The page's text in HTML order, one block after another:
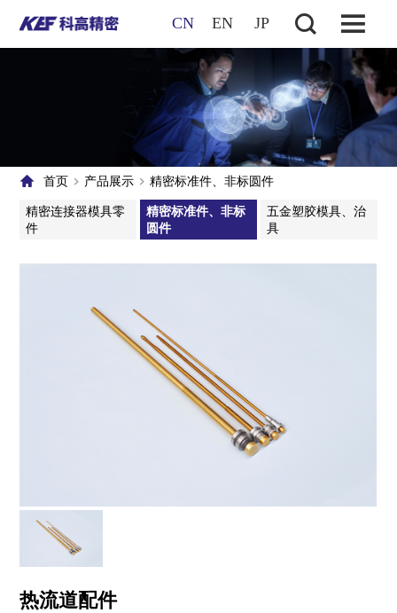
CN EN JP
首页 产品展示 精密标准件、非标圆件
精密连接器模具零
件
精密标准件、非标
圆件
五金塑胶模具、治
具
热流道配件